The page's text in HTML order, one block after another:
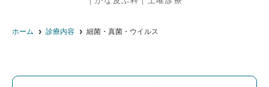
ホーム 診療内容 細菌・真菌・ウイルス